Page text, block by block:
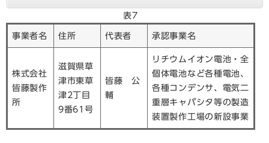
表7
事業者名 住所 代表者 承認事業名
株式会社
皆藤製作
所
滋賀県草
津市東草
津2丁目
9番61号
皆藤 公
輔
リチウムイオン電池・全
個体電池など各種電池、
各種コンデンサ、電気二
重層キャパシタ等の製造
装置製作工場の新設事業